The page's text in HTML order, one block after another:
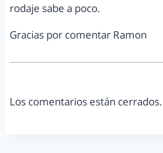
rodaje sabe a poco.
Gracias por comentar Ramon
Los comentarios están cerrados.